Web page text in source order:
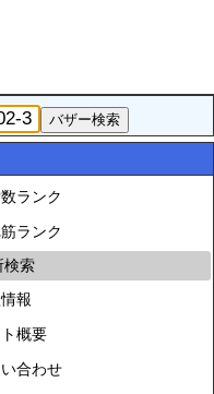
ランク
ランク
検索
報
概要
合わせ